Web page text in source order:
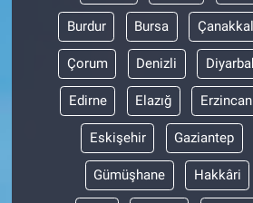
Burdur Bursa
Çorum Denizli
Edirne Elazığ Erzincan
Eskişehir Gaziantep
Gümüşhane Hakkâri